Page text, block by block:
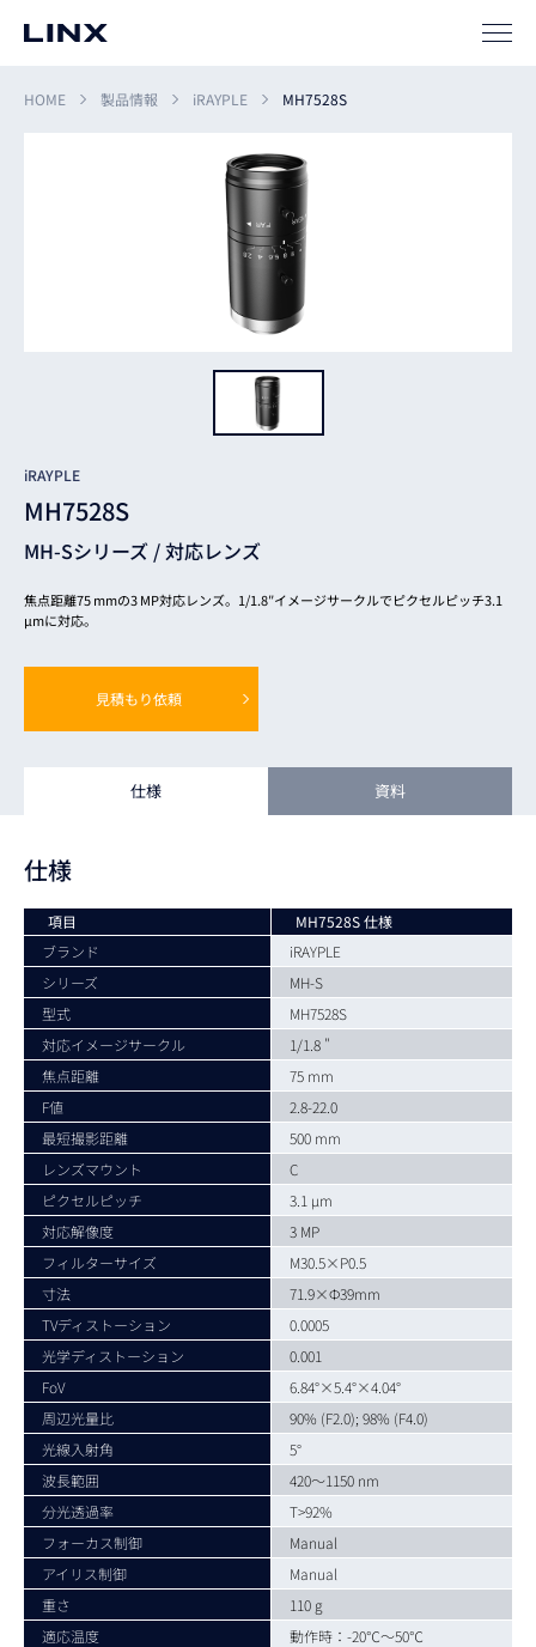
HOME 製品情報 iRAYPLE MH7528S
iRAYPLE
MH7528S
MH-Sシリーズ /対応レンズ
焦点距離75 mmの3 MP対応レンズ。1/1.8″イメージサークルでピクセルピッチ3.1
μmに対応。
見積もり依頼
仕様 資料
仕様
項目
MH7528S 仕様
ブランド
iRAYPLE
シリーズ
MH-S
型式
MH7528S
対応イメージサークル
1/1.8 "
焦点距離
75 mm
F値
2.8-22.0
最短撮影距離
500 mm
レンズマウント
C
ピクセルピッチ
3.1 µm
対応解像度
3 MP
フィルターサイズ
M30.5×P0.5
寸法
71.9×Ф39mm
TVディストーション
0.0005
光学ディストーション
0.001
FoV
6.84°×5.4°×4.04°
周辺光量比
90% (F2.0); 98% (F4.0)
光線入射角
5°
波長範囲
420～1150 nm
分光透過率
T>92%
フォーカス制御
Manual
アイリス制御
Manual
重さ
110 g
適応温度
動作時：-20℃～50℃